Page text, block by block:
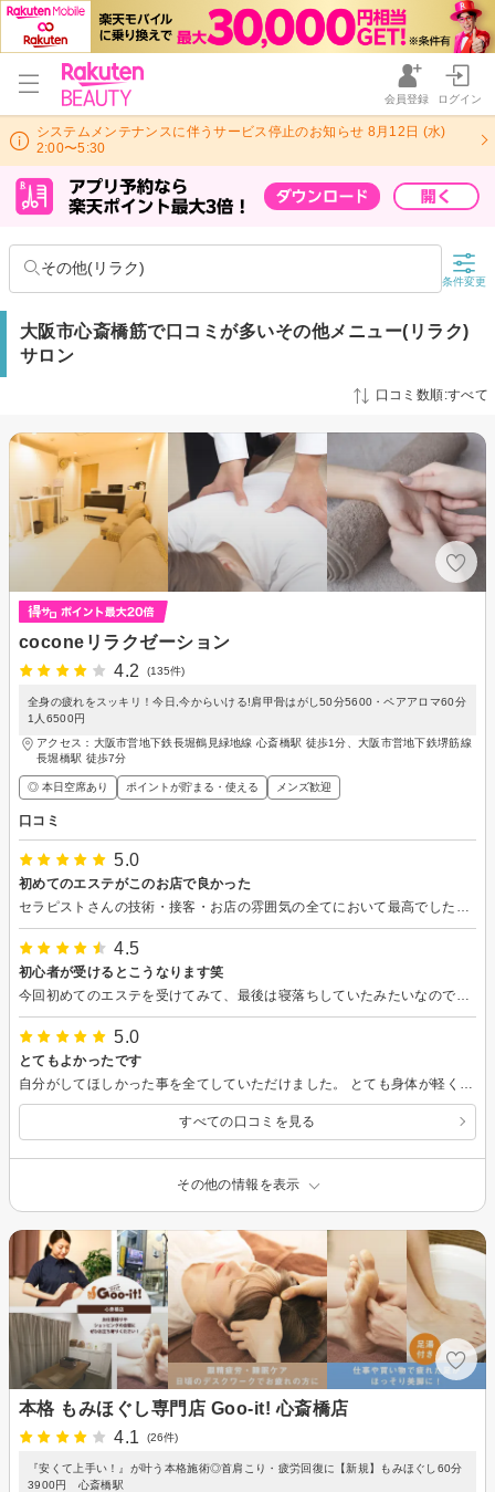
会員登録 ログイン
システムメンテナンスに伴うサービス停止のお知らせ 8月12日 (水)
2:00〜5:30
その他(リラク)
条件変更
大阪市心斎橋筋で口コミが多いその他メニュー(リラク)
サロン
口コミ数順:すべて
coconeリラクゼーション
4.2
(135件)
全身の疲れをスッキリ！今日,今からいける!肩甲骨はがし50分5600・ペアアロマ60分
1人6500円
アクセス：大阪市営地下鉄長堀鶴見緑地線 心斎橋駅 徒歩1分、大阪市営地下鉄堺筋線
長堀橋駅 徒歩7分
◎ 本日空席あり ポイントが貯まる・使える メンズ歓迎
口コミ
5.0
初めてのエステがこのお店で良かった
4.5
初心者が受けるとこうなります笑
5.0
とてもよかったです
すべての口コミを見る
その他の情報を表示
本格 もみほぐし専門店 Goo-it! 心斎橋店
4.1
(26件)
『安くて上手い！』が叶う本格施術◎首肩こり・疲労回復に【新規】もみほぐし60分
3900円 心斎橋駅